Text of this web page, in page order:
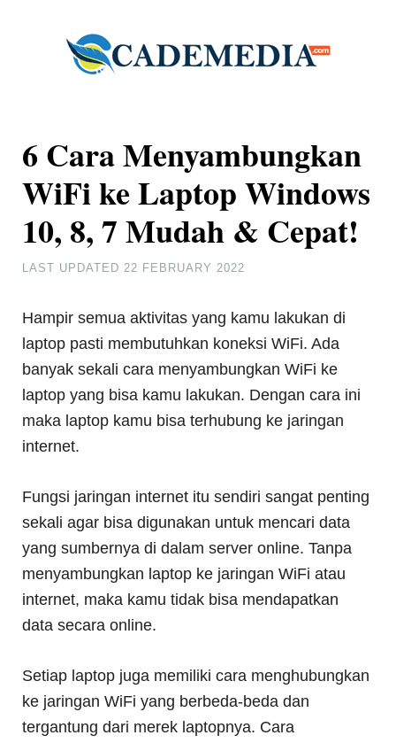
6 Cara Menyambungkan
WiFi ke Laptop Windows
10, 8, 7 Mudah & Cepat!
LAST UPDATED22 FEBRUARY 2022
Hampir semua aktivitas yang kamu lakukan di
laptop pasti membutuhkan koneksi WiFi. Ada
banyak sekali cara menyambungkan WiFi ke
laptop yang bisa kamu lakukan. Dengan cara ini
maka laptop kamu bisa terhubung ke jaringan
internet.
Fungsi jaringan internet itu sendiri sangat penting
sekali agar bisa digunakan untuk mencari data
yang sumbernya di dalam server online. Tanpa
menyambungkan laptop ke jaringan WiFi atau
internet, maka kamu tidak bisa mendapatkan
data secara online.
Setiap laptop juga memiliki cara menghubungkan
ke jaringan WiFi yang berbeda-beda dan
tergantung dari merek laptopnya. Cara